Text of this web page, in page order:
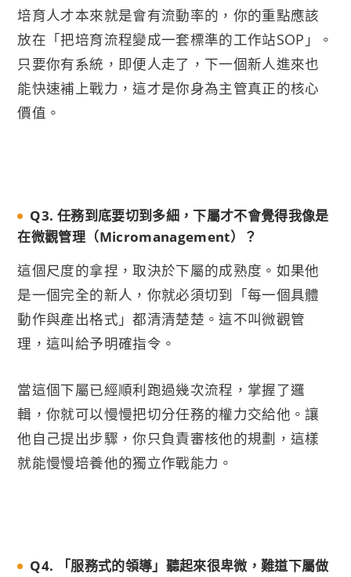
培育人才本來就是會有流動率的，你的重點應該
放在「把培育流程變成一套標準的工作站SOP」。
只要你有系統，即便人走了，下一個新人進來也
能快速補上戰力，這才是你身為主管真正的核心
價值。
Q3. 任務到底要切到多細，下屬才不會覺得我像是
在微觀管理（Micromanagement）？
這個尺度的拿捏，取決於下屬的成熟度。如果他
是一個完全的新人，你就必須切到「每一個具體
動作與產出格式」都清清楚楚。這不叫微觀管
理，這叫給予明確指令。
當這個下屬已經順利跑過幾次流程，掌握了邏
輯，你就可以慢慢把切分任務的權力交給他。讓
他自己提出步驟，你只負責審核他的規劃，這樣
就能慢慢培養他的獨立作戰能力。
Q4. 「服務式的領導」聽起來很卑微，難道下屬做